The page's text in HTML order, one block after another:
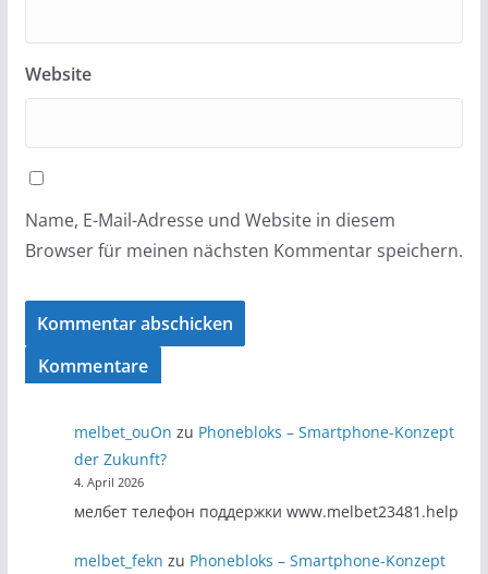
Website
Name, E-Mail-Adresse und Website in diesem
Browser für meinen nächsten Kommentar speichern.
Kommentare
melbet_ouOn zu Phonebloks – Smartphone-Konzept
der Zukunft?
4. April 2026
мелбет телефон поддержки www.melbet23481.help
melbet_fekn zu Phonebloks – Smartphone-Konzept